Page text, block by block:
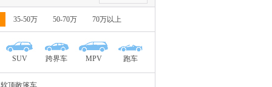
35-50万 50-70万 70万以上
SUV 跨界车 MPV 跑车
软顶敞篷车